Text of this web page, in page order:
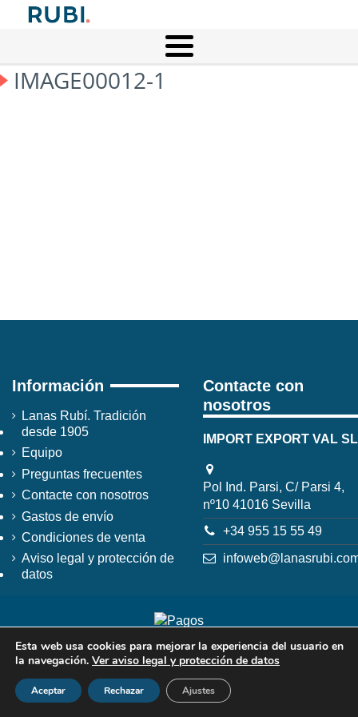
IMAGE00012-1
Información
Lanas Rubí. Tradición
desde 1905
Equipo
Preguntas frecuentes
Contacte con nosotros
Gastos de envío
Condiciones de venta
Aviso legal y protección de
datos
Contacte con
nosotros
IMPORT EXPORT VAL SL
Pol Ind. Parsi, C/ Parsi 4,
nº10 41016 Sevilla
+34 955 15 55 49
Esta web usa cookies para mejorar la experiencia del usuario en
la navegación. Ver aviso legal y protección de datos
Aceptar Rechazar Ajustes